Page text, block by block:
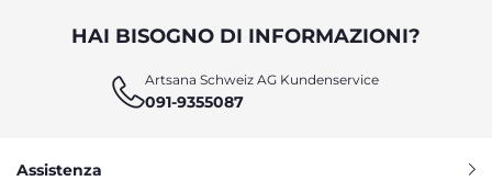
HAI BISOGNO DI INFORMAZIONI?
Artsana Schweiz AG Kundenservice
091-9355087
Assistenza